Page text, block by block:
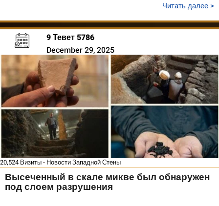
Читать далее >
9 Тевет 5786
December 29, 2025
20,524 Визиты Новости Западной Стены
Высеченный в скале микве был обнаружен
под слоем разрушения